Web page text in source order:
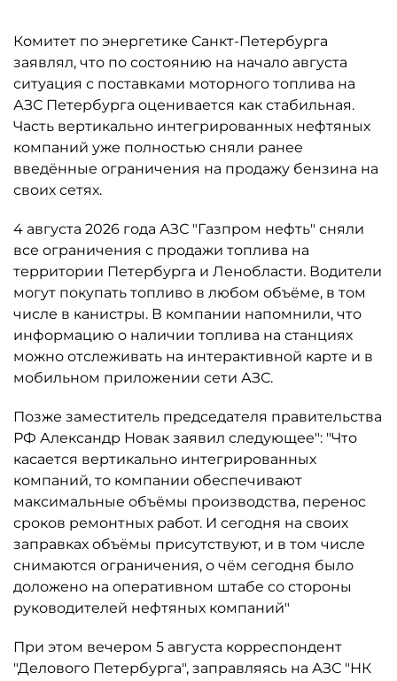
Комитет по энергетике Санкт-Петербурга
заявлял, что по состоянию на начало августа
ситуация с поставками моторного топлива на
АЗС Петербурга оценивается как стабильная.
Часть вертикально интегрированных нефтяных
компаний уже полностью сняли ранее
введённые ограничения на продажу бензина на
своих сетях.
4 августа 2026 года АЗС "Газпром нефть" сняли
все ограничения с продажи топлива на
территории Петербурга и Ленобласти. Водители
могут покупать топливо в любом объёме, в том
числе в канистры. В компании напомнили, что
информацию о наличии топлива на станциях
можно отслеживать на интерактивной карте и в
мобильном приложении сети АЗС.
Позже заместитель председателя правительства
РФ Александр Новак заявил следующее": "Что
касается вертикально интегрированных
компаний, то компании обеспечивают
максимальные объёмы производства, перенос
сроков ремонтных работ. И сегодня на своих
заправках объёмы присутствуют, и в том числе
снимаются ограничения, о чём сегодня было
доложено на оперативном штабе со стороны
руководителей нефтяных компаний"
При этом вечером 5 августа корреспондент
"Делового Петербурга", заправляясь на АЗС "НК